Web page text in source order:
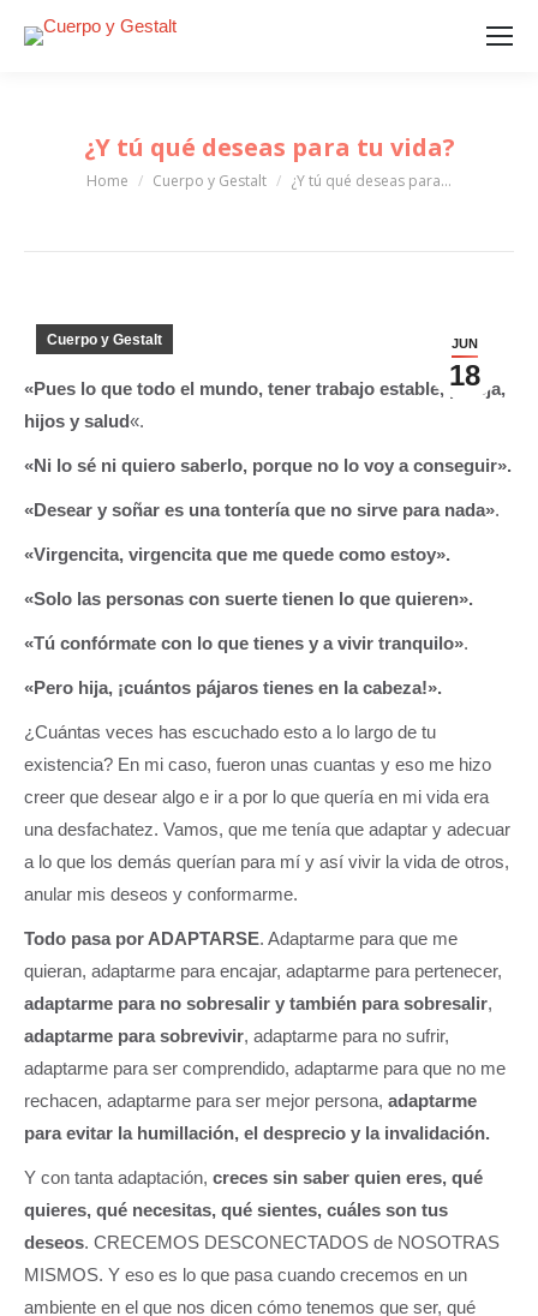
¿Y tú qué deseas para tu vida?
You are here:
Home Cuerpo y Gestalt ¿Y tú qué deseas para…
JUN
18
Cuerpo y Gestalt
«Pues lo que todo el mundo, tener trabajo estable, pareja,
hijos y salud«.
«Ni lo sé ni quiero saberlo, porque no lo voy a conseguir».
«Desear y soñar es una tontería que no sirve para nada».
«Virgencita, virgencita que me quede como estoy».
«Solo las personas con suerte tienen lo que quieren».
«Tú confórmate con lo que tienes y a vivir tranquilo».
«Pero hija, ¡cuántos pájaros tienes en la cabeza!».
¿Cuántas veces has escuchado esto a lo largo de tu
existencia? En mi caso, fueron unas cuantas y eso me hizo
creer que desear algo e ir a por lo que quería en mi vida era
una desfachatez. Vamos, que me tenía que adaptar y adecuar
a lo que los demás querían para mí y así vivir la vida de otros,
anular mis deseos y conformarme.
Todo pasa por ADAPTARSE. Adaptarme para que me
quieran, adaptarme para encajar, adaptarme para pertenecer,
adaptarme para no sobresalir y también para sobresalir,
adaptarme para sobrevivir, adaptarme para no sufrir,
adaptarme para ser comprendido, adaptarme para que no me
rechacen, adaptarme para ser mejor persona, adaptarme
para evitar la humillación, el desprecio y la invalidación.
Y con tanta adaptación, creces sin saber quien eres, qué
quieres, qué necesitas, qué sientes, cuáles son tus
deseos. CRECEMOS DESCONECTADOS de NOSOTRAS
MISMOS. Y eso es lo que pasa cuando crecemos en un
ambiente en el que nos dicen cómo tenemos que ser, qué